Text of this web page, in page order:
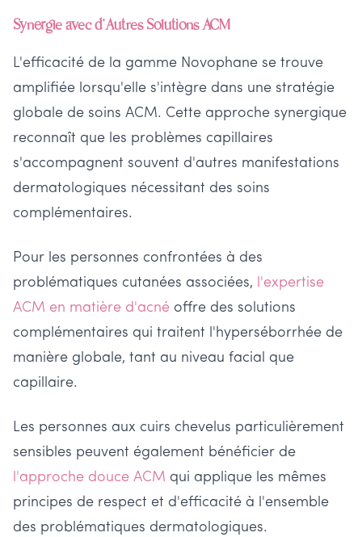
Synergie avec d'Autres Solutions ACM
L'efficacité de la gamme Novophane se trouve
amplifiée lorsqu'elle s'intègre dans une stratégie
globale de soins ACM. Cette approche synergique
reconnaît que les problèmes capillaires
s'accompagnent souvent d'autres manifestations
dermatologiques nécessitant des soins
complémentaires.
Pour les personnes confrontées à des
problématiques cutanées associées, l'expertise
ACM en matière d'acné offre des solutions
complémentaires qui traitent l'hyperséborrhée de
manière globale, tant au niveau facial que
capillaire.
Les personnes aux cuirs chevelus particulièrement
sensibles peuvent également bénéficier de
l'approche douce ACM qui applique les mêmes
principes de respect et d'efficacité à l'ensemble
des problématiques dermatologiques.